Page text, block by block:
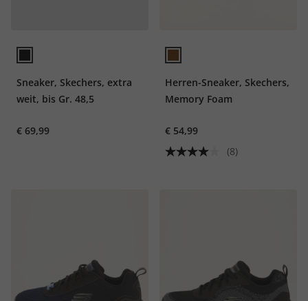
Sneaker, Skechers, extra
weit, bis Gr. 48,5
€ 69,99
Herren-Sneaker, Skechers,
Memory Foam
€ 54,99
(8)